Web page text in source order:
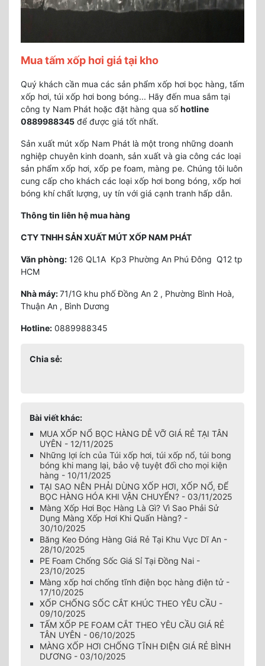
Mua tấm xốp hơi giá tại kho
Quý khách cần mua các sản phẩm xốp hơi bọc hàng, tấm
xốp hơi, túi xốp hơi bong bóng... Hãy đến mua sắm tại
công ty Nam Phát hoặc đặt hàng qua sốhotline
0889988345 để được giá tốt nhất.
Sản xuất mút xốp Nam Phát là một trong những doanh
nghiệp chuyên kinh doanh, sản xuất và gia công các loại
sản phẩm xốp hơi, xốp pe foam, màng pe. Chúng tôi luôn
cung cấp cho khách các loại xốp hơi bong bóng, xốp hơi
bóng khí chất lượng, uy tín với giá cạnh tranh hấp dẫn.
Thông tin liên hệ mua hàng
CTY TNHH SẢN XUẤT MÚT XỐP NAM PHÁT
Văn phòng: 126 QL1A Kp3 Phường An Phú Đông Q12 tp
HCM
Nhà máy:71/1G khu phố Đồng An 2 , Phường Bình Hoà,
Thuận An , Bình Dương
Hotline: 0889988345
Chia sẻ:
Bài viết khác:
MUA XỐP NỔ BỌC HÀNG DỄ VỠ GIÁ RẺ TẠI TÂN
UYÊN - 12/11/2025
Những lợi ích của Túi xốp hơi, túi xốp nổ, túi bong
bóng khi mang lại, bảo vệ tuyệt đối cho mọi kiện
hàng - 10/11/2025
TẠI SAO NÊN PHẢI DÙNG XỐP HƠI, XỐP NỔ, ĐỂ
BỌC HÀNG HÓA KHI VẬN CHUYỂN? - 03/11/2025
Màng Xốp Hơi Bọc Hàng Là Gì? Vì Sao Phải Sử
Dụng Màng Xốp Hơi Khi Quấn Hàng? -
30/10/2025
Băng Keo Đóng Hàng Giá Rẻ Tại Khu Vực Dĩ An -
28/10/2025
PE Foam Chống Sốc Giá Sỉ Tại Đồng Nai -
23/10/2025
Màng xốp hơi chống tĩnh điện bọc hàng điện tử -
17/10/2025
XỐP CHỐNG SỐC CẮT KHÚC THEO YÊU CẦU -
09/10/2025
TẤM XỐP PE FOAM CẮT THEO YÊU CẦU GIÁ RẺ
TÂN UYÊN - 06/10/2025
MÀNG XỐP HƠI CHỐNG TĨNH ĐIỆN GIÁ RẺ BÌNH
DƯƠNG - 03/10/2025